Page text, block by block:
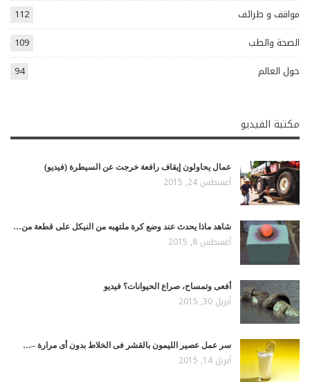
مواقف و طرائف
112
الصحة والطب
109
حول العالم
94
مكتبة الفيديو
عمال يحاولون إيقاف رافعة خرجت عن السيطرة (فيديو)
أغسطس 24, 2015
شاهد ماذا يحدث عند وضع كرة ملتهبه من النيكل على قطعة من…
أغسطس 8, 2015
أفعى وتمساح، صراع الحيوانات؟ فيديو
أبريل 30, 2015
سر عمل عصير الليمون بالقشر فى الخلاط بدون أى مرارة –…
أبريل 14, 2015